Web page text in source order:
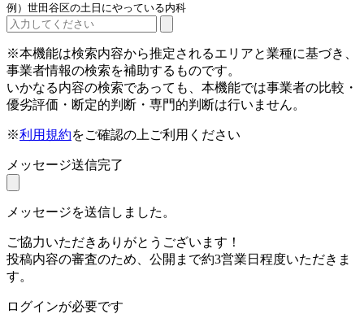
例）世田谷区の土日にやっている内科
※本機能は検索内容から推定されるエリアと業種に基づき、
事業者情報の検索を補助するものです。
いかなる内容の検索であっても、本機能では事業者の比較・
優劣評価・断定的判断・専門的判断は行いません。
※利用規約をご確認の上ご利用ください
メッセージ送信完了
メッセージを送信しました。
ご協力いただきありがとうございます！
投稿内容の審査のため、公開まで約3営業日程度いただきま
す。
ログインが必要です